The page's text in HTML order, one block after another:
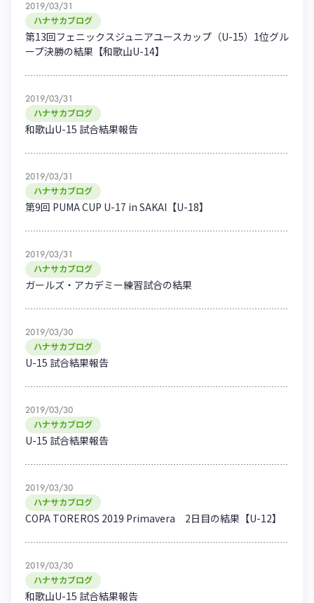
2019/03/31
ハナサカブログ
第13回フェニックスジュニアユースカップ（U-15）1位グル
ープ決勝の結果【和歌山U-14】
2019/03/31
ハナサカブログ
和歌山U-15 試合結果報告
2019/03/31
ハナサカブログ
第9回 PUMA CUP U-17 in SAKAI【U-18】
2019/03/31
ハナサカブログ
ガールズ・アカデミー練習試合の結果
2019/03/30
ハナサカブログ
U-15 試合結果報告
2019/03/30
ハナサカブログ
U-15 試合結果報告
2019/03/30
ハナサカブログ
COPA TOREROS 2019 Primavera 2日目の結果【U-12】
2019/03/30
ハナサカブログ
和歌山U-15 試合結果報告